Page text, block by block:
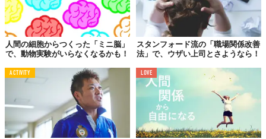
人間の細胞からつくった「ミニ脳」
で、動物実験がいらなくなるかも！
スタンフォード流の「職場関係改善
法」で、ウザい上司とさようなら！
ACTIVITY LOVE